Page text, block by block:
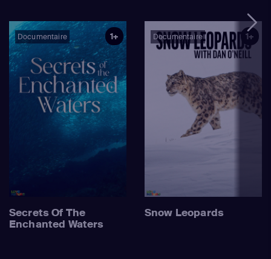
Documentaire 1+
Secrets Of The
Enchanted Waters
Documentaire 1+
Snow Leopards